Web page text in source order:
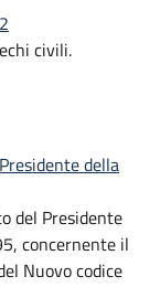
civili.
della
del Presidente
concernente il
Nuovo codice